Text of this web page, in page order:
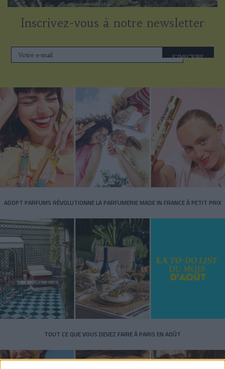
Inscrivez-vous à notre newsletter
S'INSCRIRE
ADOPT PARFUMS RÉVOLUTIONNE LA PARFUMERIE MADE IN FRANCE À PETIT PRIX
TOUT CE QUE VOUS DEVEZ FAIRE À PARIS EN AOÛT